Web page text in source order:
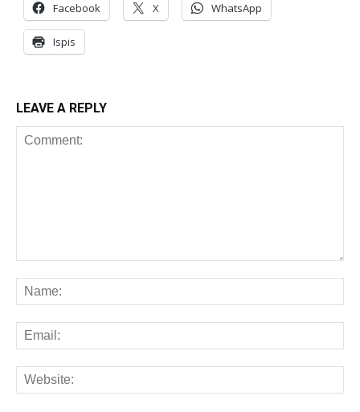
Facebook X WhatsApp
Ispis
LEAVE A REPLY